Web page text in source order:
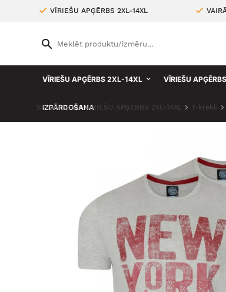
VĪRIEŠU APĢĒRBS 2XL-14XL
VĪRIEŠU APĢĒRBS 2XL-14XL VĪRIEŠU
IZPĀRDOŠANA
Sākumlapa VĪRIEŠU APĢĒRBS 2XL-14XL T-krekli